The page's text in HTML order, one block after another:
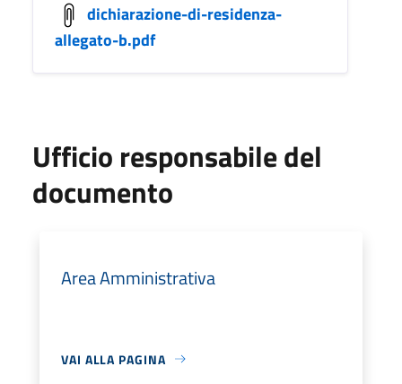
dichiarazione-di-residenza-
allegato-b.pdf
Ufficio responsabile del
documento
Area Amministrativa
VAI ALLA PAGINA